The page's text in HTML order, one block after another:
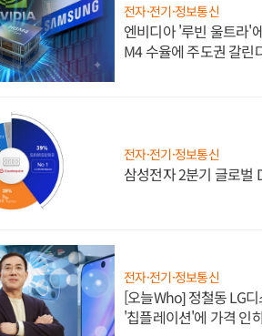
전자·전기·정보통신
엔비디아 '루빈 울트라'
M4 수율에 주도권 갈린
전자·전기·정보통신
삼성전자 2분기 글로벌
전자·전기·정보통신
[오늘Who] 정철동 LG
'칩플레이션'에 가격 인